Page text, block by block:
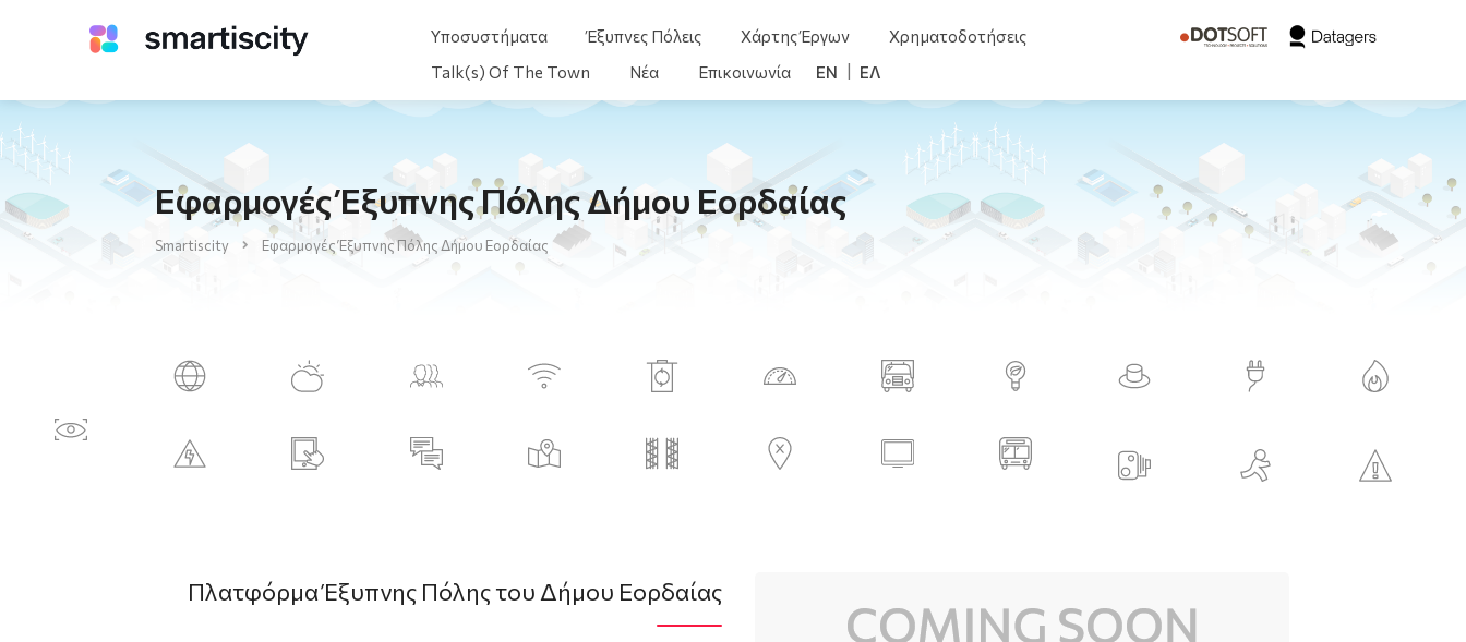
Υποσυστήματα Έξυπνες Πόλεις Χάρτης Έργων
Χρηματοδοτήσεις
Talk(s) Of The Town
Νέα Επικοινωνία ENGLISHΕΛΛΗΝΙΚΆ
Εφαρμογές Έξυπνης Πόλης Δήμου Εορδαίας
Smartiscity Εφαρμογές Έξυπνης Πόλης Δήμου Εορδαίας
Πλατφόρμα Έξυπνης Πόλης του Δήμου Εορδαίας